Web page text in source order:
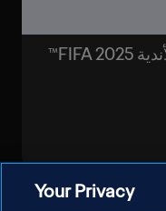
جولة كأس بطولة كأس العالم للأندية FIFA 2025™
Your Privacy